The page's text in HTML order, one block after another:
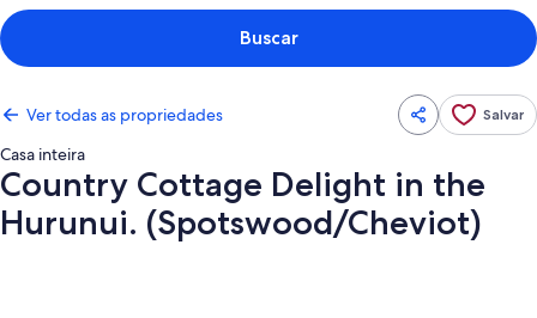
Buscar
Ver todas as propriedades Salvar
Casa inteira
Country Cottage Delight in the
Hurunui. (Spotswood/Cheviot)